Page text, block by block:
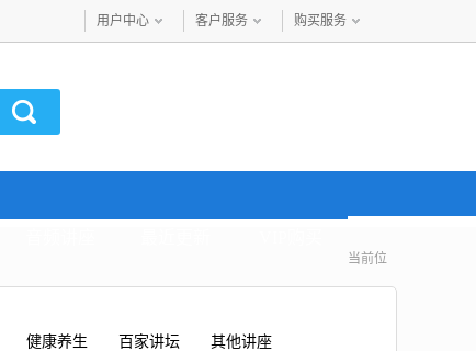
用户中心 客户服务 购买服务
当前位
健康养生 百家讲坛 其他讲座